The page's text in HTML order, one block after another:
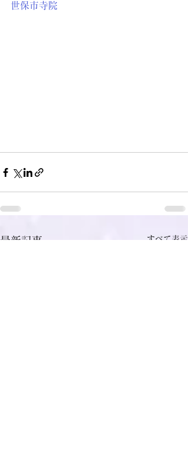
世保市寺院
最新記事 すべて表示